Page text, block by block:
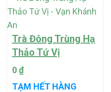
Trà Đông Trùng Hạ
Thảo Tứ Vị
0₫
TẠM HẾT HÀNG